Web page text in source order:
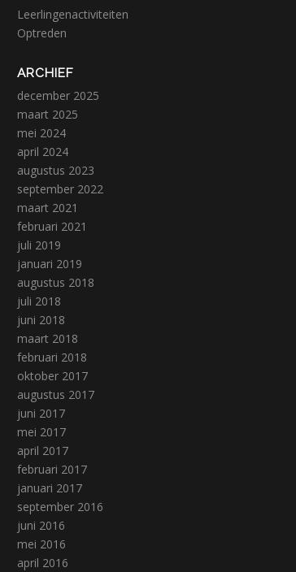
Leerlingenactiviteiten
Optreden
ARCHIEF
december 2025
maart 2025
mei 2024
april 2024
augustus 2023
september 2022
maart 2021
februari 2021
juli 2019
januari 2019
augustus 2018
juli 2018
juni 2018
maart 2018
februari 2018
oktober 2017
augustus 2017
juni 2017
mei 2017
april 2017
februari 2017
januari 2017
september 2016
juni 2016
mei 2016
april 2016